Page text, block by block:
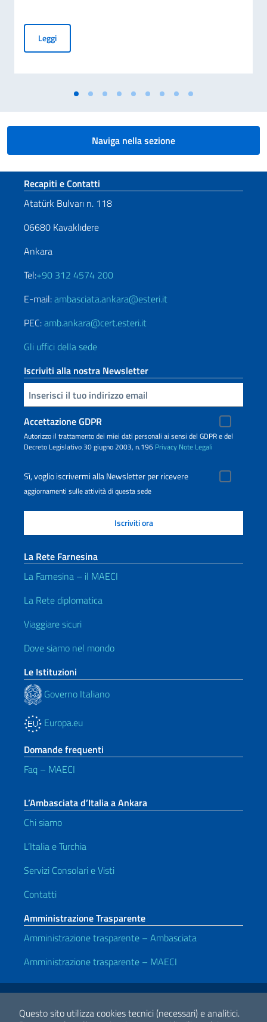
Questo sito utilizza cookies tecnici (necessari) e analitici.
LeggiMESSAGGIO DEL VICE PRESIDENTE DEL CONSIGLIO DEI
Naviga nella sezione
Sezione footer
Recapiti e Contatti
Atatürk Bulvarı n. 118
06680 Kavaklıdere
Ankara
Tel:+90 312 4574 200
E-mail:ambasciata.ankara@esteri.it
PEC:amb.ankara@cert.esteri.it
Gli uffici della sede
Iscriviti alla nostra Newsletter
Inserisci la tua email
Accettazione GDPR
Autorizzo il trattamento dei miei dati personali ai sensi del GDPR e del
Decreto Legislativo 30 giugno 2003, n.196 Privacy Note Legali
Sì, voglio iscrivermi alla Newsletter per ricevere
aggiornamenti sulle attività di questa sede
La Rete Farnesina
La Farnesina – il MAECI
La Rete diplomatica
Viaggiare sicuri
Dove siamo nel mondo
Le Istituzioni
Governo Italiano
Europa.eu
Domande frequenti
Faq – MAECI
L’Ambasciata d’Italia a Ankara
Chi siamo
L’Italia e Turchia
Servizi Consolari e Visti
Contatti
Amministrazione Trasparente
Amministrazione trasparente – Ambasciata
Amministrazione trasparente – MAECI
Link Utili